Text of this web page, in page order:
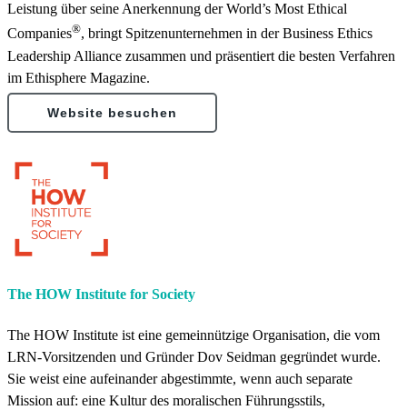
Leistung über seine Anerkennung der World’s Most Ethical
Companies®, bringt Spitzenunternehmen in der Business Ethics
Leadership Alliance zusammen und präsentiert die besten Verfahren
im Ethisphere Magazine.
Website besuchen
The HOW Institute for Society
The HOW Institute ist eine gemeinnützige Organisation, die vom
LRN-Vorsitzenden und Gründer Dov Seidman gegründet wurde.
Sie weist eine aufeinander abgestimmte, wenn auch separate
Mission auf: eine Kultur des moralischen Führungsstils,